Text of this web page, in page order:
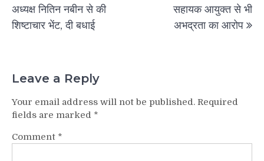
अध्यक्ष नितिन नबीन से की
शिष्टाचार भेंट, दी बधाई
सहायक आयुक्त से भी
अभद्रता का आरोप
Leave a Reply
Your email address will not be published. Required
fields are marked *
Comment *